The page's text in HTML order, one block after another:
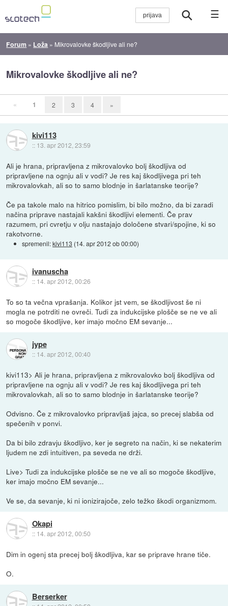
☰
Forum » Loža » Mikrovalovke škodljive ali ne?
Mikrovalovke škodljive ali ne?
« 1 2 3 4 »
kivi113
:: 13. apr 2012, 23:59
Ali je hrana, pripravljena z mikrovalovko bolj škodljiva od
pripravljene na ognju ali v vodi? Je res kaj škodljivega pri teh
mikrovalovkah, ali so to samo blodnje in šarlatanske teorije?
Če pa takole malo na hitrico pomislim, bi bilo možno, da bi zaradi
načina priprave nastajali kakšni škodljivi elementi. Če prav
razumem, pri cvretju v olju nastajajo določene stvari/spojine, ki so
rakotvorne.
spremenil:kivi113 (14. apr 2012 ob 00:00)
ivanuscha
:: 14. apr 2012, 00:26
To so ta večna vprašanja. Kolikor jst vem, se škodljivost še ni
mogla ne potrditi ne ovreči. Tudi za indukcijske plošče se ne ve ali
so mogoče škodljive, ker imajo močno EM sevanje...
jype
:: 14. apr 2012, 00:40
kivi113> Ali je hrana, pripravljena z mikrovalovko bolj škodljiva od
pripravljene na ognju ali v vodi? Je res kaj škodljivega pri teh
mikrovalovkah, ali so to samo blodnje in šarlatanske teorije?
Odvisno. Če z mikrovalovko pripravljaš jajca, so precej slabša od
spečenih v ponvi.
Da bi bilo zdravju škodljivo, ker je segreto na način, ki se nekaterim
ljudem ne zdi intuitiven, pa seveda ne drži.
Live> Tudi za indukcijske plošče se ne ve ali so mogoče škodljive,
ker imajo močno EM sevanje...
Ve se, da sevanje, ki ni ionizirajoče, zelo težko škodi organizmom.
Okapi
:: 14. apr 2012, 00:50
Dim in ogenj sta precej bolj škodljiva, kar se priprave hrane tiče.
O.
Berserker